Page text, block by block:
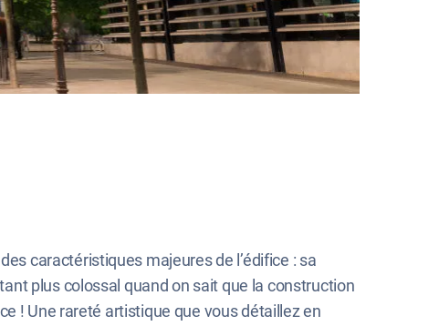
caractéristiques majeures de l’édifice : sa
plus colossal quand on sait que la construction
! Une rareté artistique que vous détaillez en